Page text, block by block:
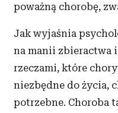
poważną chorobę,
Jak wyjaśnia
na manii zbieractwa i
rzeczami, które
niezbędne do życia,
potrzebne. Choroba